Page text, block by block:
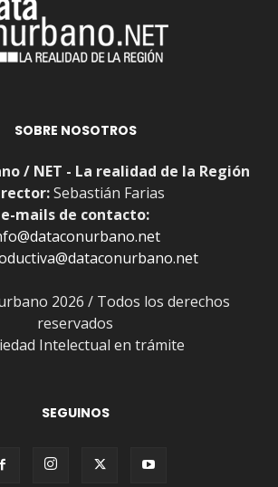
SOBRE NOSOTROS
/ NET - La realidad de la Región
Sebastián Farias
e-mails de contacto:
2026 / Todos los derechos
reservados
Intelectual en trámite
SEGUINOS